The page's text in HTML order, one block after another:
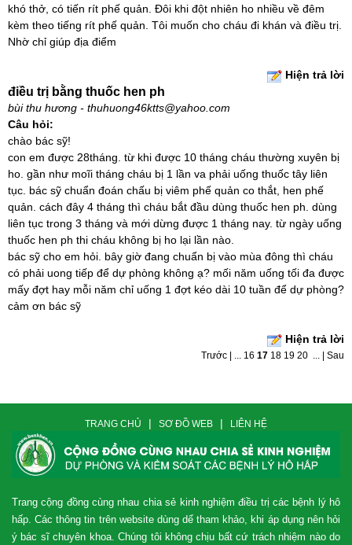
khó thở, có tiến rít phế quản. Đôi khi đột nhiên ho nhiều về đêm
kèm theo tiếng rít phế quản. Tôi muốn cho cháu đi khán và điều trị.
Nhờ chỉ giúp địa điểm
Hiện trả lời
điều trị bằng thuốc hen ph
bùi thu hương - thuhuong46ktts@yahoo.com
Câu hỏi:
chào bác sỹ!
con em được 28tháng. từ khi được 10 tháng cháu thường xuyên bị
ho. gần như moĩi tháng cháu bị 1 lần va phải uống thuốc tây liên
tục. bác sỹ chuẩn đoán chấu bị viêm phế quản co thắt, hen phế
quản. cách đây 4 tháng thì cháu bắt đầu dùng thuốc hen ph. dùng
liên tục trong 3 tháng và mới dừng được 1 tháng nay. từ ngày uống
thuốc hen ph thi cháu không bị ho lại lần nào.
bác sỹ cho em hỏi. bây giờ đang chuẩn bị vào mùa đông thì cháu
có phải uong tiếp để dự phòng không ạ? mối năm uống tối đa được
mấy đợt hay mỗi năm chỉ uống 1 đợt kéo dài 10 tuần để dự phòng?
cảm ơn bác sỹ
Hiện trả lời
Trước ... 16 17 18 19 20 ... Sau
TRANG CHỦ | SƠ ĐỒ WEB | LIÊN HỆ
Trang cộng đồng cùng nhau chia sẻ kinh nghiệm điều trị các bệnh lý hô
hấp. Các thông tin trên website dùng dể tham khảo, khi áp dụng nên hỏi
ý bác sĩ chuyên khoa. Chúng tôi không chịu bất cứ trách nhiệm nào do